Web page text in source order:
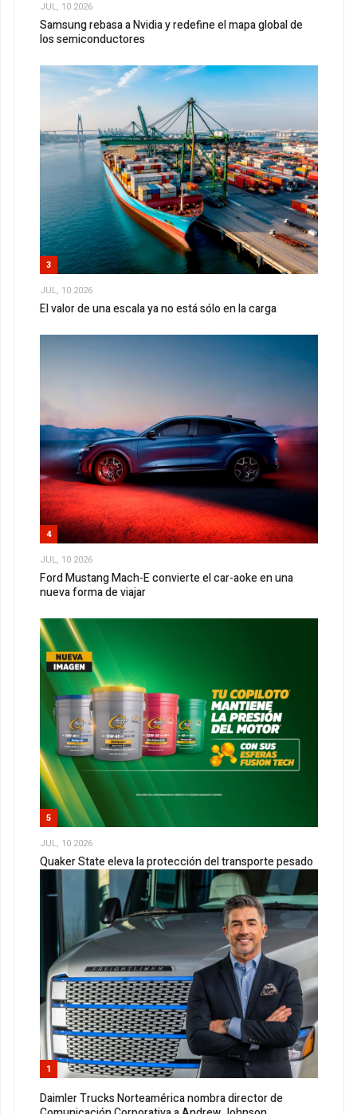
JUL, 10 2026
Samsung rebasa a Nvidia y redefine el mapa global de
los semiconductores
3
JUL, 10 2026
El valor de una escala ya no está sólo en la carga
4
JUL, 10 2026
Ford Mustang Mach-E convierte el car-aoke en una
nueva forma de viajar
5
JUL, 10 2026
Quaker State eleva la protección del transporte pesado
1
Daimler Trucks Norteamérica nombra director de